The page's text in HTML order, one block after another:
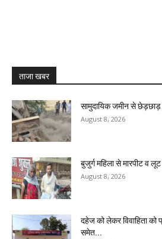
ताजा खबर
सामुदायिक जमीन से छेड़छाड़
August 8, 2026
बुजुर्ग महिला से मारपीट व लूट
August 8, 2026
दहेज को लेकर विवाहिता को
समेत...